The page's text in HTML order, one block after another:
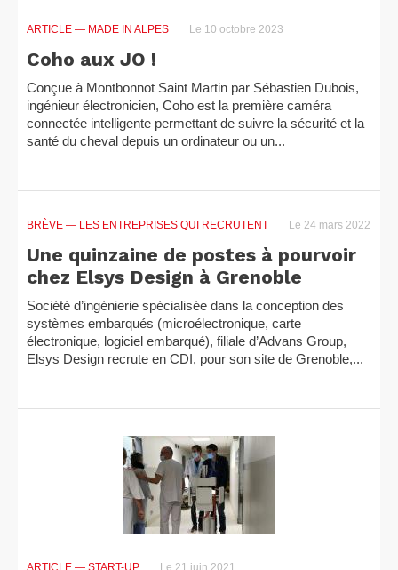
ARTICLE — MADE IN ALPES Le 10 octobre 2023
Coho aux JO !
Conçue à Montbonnot Saint Martin par Sébastien Dubois,
ingénieur électronicien, Coho est la première caméra
connectée intelligente permettant de suivre la sécurité et la
santé du cheval depuis un ordinateur ou un...
BRÈVE — LES ENTREPRISES QUI RECRUTENT Le 24 mars 2022
Une quinzaine de postes à pourvoir
chez Elsys Design à Grenoble
Société d’ingénierie spécialisée dans la conception des
systèmes embarqués (microélectronique, carte
électronique, logiciel embarqué), filiale d’Advans Group,
Elsys Design recrute en CDI, pour son site de Grenoble,...
ARTICLE — START-UP Le 21 juin 2021